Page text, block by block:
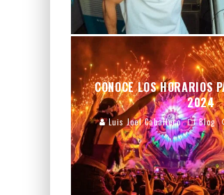
CONOCE LOS HORARIOS
2024
Luis Joel Caballero Blog